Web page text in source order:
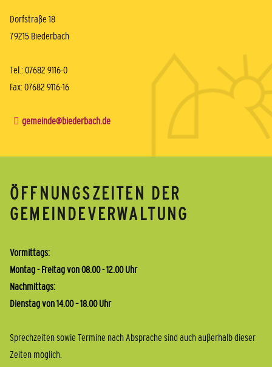
Dorfstraße 18
79215 Biederbach
Tel.: 07682 9116-0
Fax: 07682 9116-16
gemeinde@biederbach.de
ÖFFNUNGSZEITEN DER
GEMEINDEVERWALTUNG
Vormittags:
Montag - Freitag von 08.00 - 12.00 Uhr
Nachmittags:
Dienstag von 14.00 – 18.00 Uhr
Sprechzeiten sowie Termine nach Absprache sind auch außerhalb dieser
Zeiten möglich.